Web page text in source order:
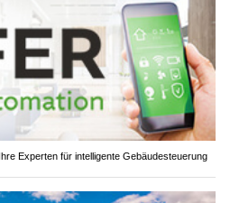
Experten für intelligente Gebäudesteuerung